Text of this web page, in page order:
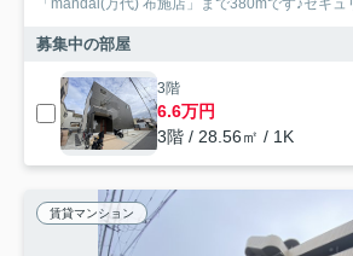
「mandai(万代) 布施店」まで380mです♪セキュ
募集中の部屋
3階
6.6万円
3階 / 28.56㎡ / 1K
賃貸マンション